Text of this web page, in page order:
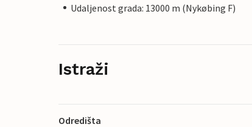
Udaljenost grada: 13000 m (Nykøbing F)
Istraži
Odredišta